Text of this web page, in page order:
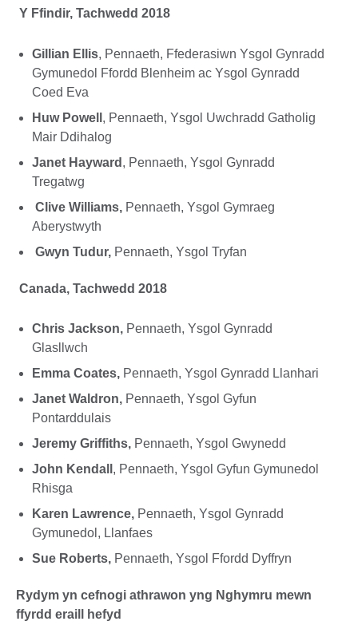
Y Ffindir, Tachwedd 2018
Gillian Ellis, Pennaeth, Ffederasiwn Ysgol Gynradd
Gymunedol Ffordd Blenheim ac Ysgol Gynradd
Coed Eva
Huw Powell , Pennaeth, Ysgol Uwchradd Gatholig
Mair Ddihalog
Janet Hayward , Pennaeth, Ysgol Gynradd
Tregatwg
Clive Williams, Pennaeth, Ysgol Gymraeg
Aberystwyth
Gwyn Tudur, Pennaeth, Ysgol Tryfan
Canada, Tachwedd 2018
Chris Jackson, Pennaeth, Ysgol Gynradd
Glasllwch
Emma Coates, Pennaeth, Ysgol Gynradd Llanhari
Janet Waldron, Pennaeth, Ysgol Gyfun
Pontarddulais
Jeremy Griffiths, Pennaeth, Ysgol Gwynedd
John Kendall , Pennaeth, Ysgol Gyfun Gymunedol
Rhisga
Karen Lawrence, Pennaeth, Ysgol Gynradd
Gymunedol, Llanfaes
Sue Roberts, Pennaeth, Ysgol Ffordd Dyffryn
Rydym yn cefnogi athrawon yng Nghymru mewn
ffyrdd eraill hefyd